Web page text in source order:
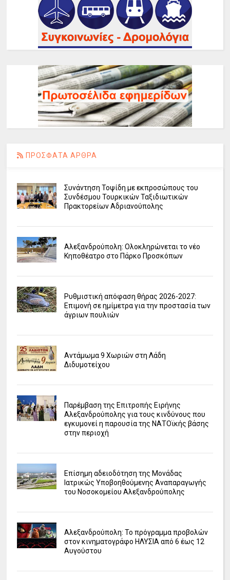
ΠΡΟΣΦΑΤΑ ΑΡΘΡΑ
Συνάντηση Τοψίδη με εκπροσώπους του
Συνδέσμου Τουρκικών Ταξιδιωτικών
Πρακτορείων Αδριανούπολης
Αλεξανδρούπολη: Ολοκληρώνεται το νέο
Κηποθέατρο στο Πάρκο Προσκόπων
Ρυθμιστική απόφαση θήρας 2026-2027:
Επιμονή σε ημίμετρα για την προστασία των
άγριων πουλιών
Αντάμωμα 9 Χωριών στη Λάδη
Διδυμοτείχου
Παρέμβαση της Επιτροπής Ειρήνης
Αλεξανδρούπολης για τους κινδύνους που
εγκυμονεί η παρουσία της ΝΑΤΟϊκής βάσης
στην περιοχή
Επίσημη αδειοδότηση της Μονάδας
Ιατρικώς Υποβοηθούμενης Αναπαραγωγής
του Νοσοκομείου Αλεξανδρούπολης
Αλεξανδρούπολη: Το πρόγραμμα προβολών
στον κινηματογράφο ΗΛΥΣΙΑ από 6 έως 12
Αυγούστου